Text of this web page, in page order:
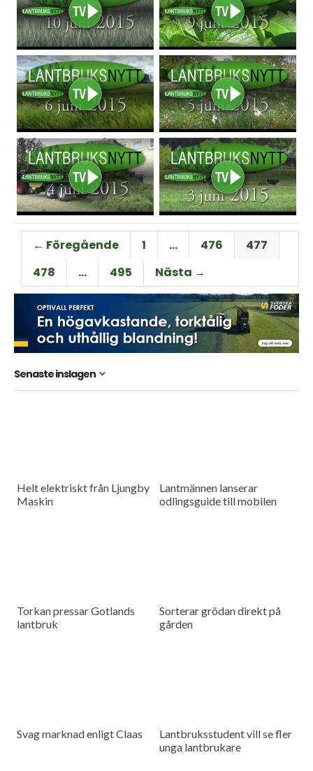
← Föregående 1 … 476
477
478
… 495 Nästa →
Senaste inslagen
Helt elektriskt från Ljungby
Maskin
Lantmännen lanserar
odlingsguide till mobilen
Torkan pressar Gotlands
lantbruk
Sorterar grödan direkt på
gården
Svag marknad enligt Claas
Lantbruksstudent vill se fler
unga lantbrukare